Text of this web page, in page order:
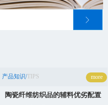
ꁕ
产品知识/TIPS more
陶瓷纤维纺织品的辅料优劣配置